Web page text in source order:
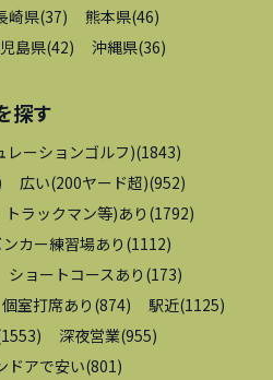
崎県(37) 熊本県(46)
島県(42) 沖縄県(36)
探す
レーションゴルフ)(1843)
広い(200ヤード超)(952)
ラックマン等)あり (1792)
カー練習場あり (1112)
ショートコースあり (173)
個室打席あり (874) 駅近(1125)
1553) 深夜営業(955)
ドアで安い(801 )